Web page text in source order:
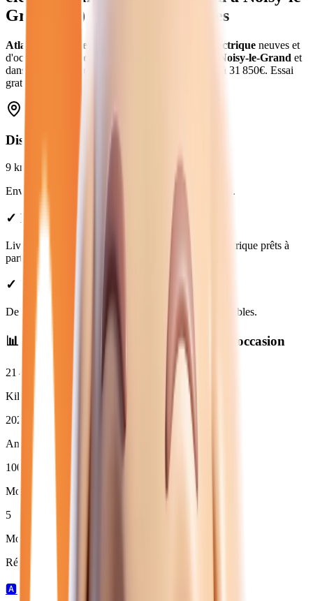
Grand
) - Atlas Automobiles
Atlas Automobiles électrique neuves et
d'occasion
électrique Noisy-le-Grand et
dans toute la
Seine-Saint-Denis € à 31 850€. Essai
gratuit, garantie et financement disponible.
Distance depuis
9 km
Environ
en voiture jusqu'à notre concession.
✓ Livraison gratuite à Noisy-le-Grand
Livraison gratuite à Noisy-le-Grand. Véhicules électrique prêts à
partir.
✓ Prix Transparents
De 31 850 €. Financement et LOA disponibles.
📊 Statistiques des électrique neuves et d'occasion
21 423
Kilométrage moyen
2024
Année moyenne
100
Moins de 3 ans (
5
Moins de 50 000 km
Répartition par boîte de vitesses :
🅰️